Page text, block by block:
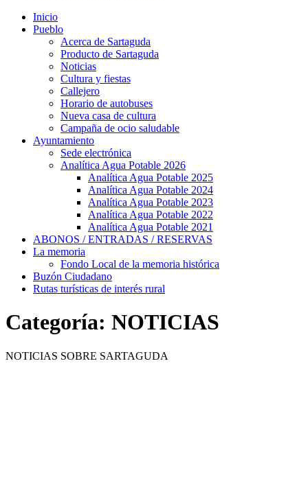
Inicio
Pueblo
Acerca de Sartaguda
Producto de Sartaguda
Noticias
Cultura y fiestas
Callejero
Horario de autobuses
Nueva casa de cultura
Campaña de ocio saludable
Ayuntamiento
Sede electrónica
Analítica Agua Potable 2026
Analítica Agua Potable 2025
Analítica Agua Potable 2024
Analítica Agua Potable 2023
Analítica Agua Potable 2022
Analítica Agua Potable 2021
ABONOS / ENTRADAS / RESERVAS
La memoria
Fondo Local de la memoria histórica
Buzón Ciudadano
Rutas turísticas de interés rural
Categoría: NOTICIAS
NOTICIAS SOBRE SARTAGUDA